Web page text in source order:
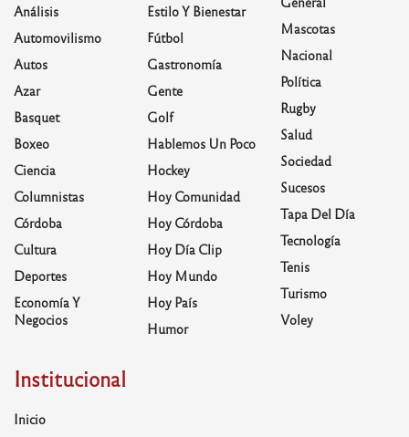
Análisis
Automovilismo
Autos
Azar
Basquet
Boxeo
Ciencia
Columnistas
Córdoba
Cultura
Deportes
Economía Y
Negocios
Estilo Y Bienestar
Fútbol
Gastronomía
Gente
Golf
Hablemos Un Poco
Hockey
Hoy Comunidad
Hoy Córdoba
Hoy Día Clip
Hoy Mundo
Hoy País
Humor
Mascotas
Nacional
Política
Rugby
Salud
Sociedad
Sucesos
Tapa Del Día
Tecnología
Tenis
Turismo
Voley
Institucional
Inicio